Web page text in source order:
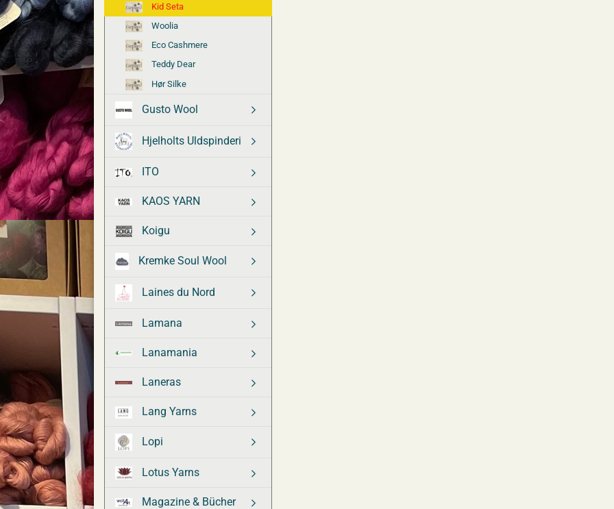
Kid Seta
Woolia
Eco Cashmere
Teddy Dear
Hør Silke
Gusto Wool
Hjelholts Uldspinderi
ITO
KAOS YARN
Koigu
Kremke Soul Wool
Laines du Nord
Lamana
Lanamania
Laneras
Lang Yarns
Lopi
Lotus Yarns
Magazine & Bücher